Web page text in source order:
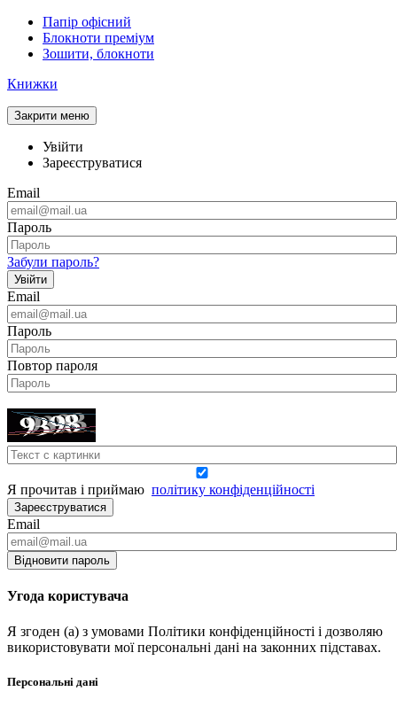
Папір офісний
Блокноти преміум
Зошити, блокноти
Книжки
Закрити меню
Увійти
Зареєструватися
Email
Пароль
Забули пароль?
Увійти
Email
Пароль
Повтор пароля
Я прочитав і приймаю політику конфіденційності
Зареєструватися
Email
Відновити пароль
Угода користувача
Я згоден (а) з умовами Політики конфіденційності і дозволяю
використовувати мої персональні дані на законних підставах.
Персональні дані